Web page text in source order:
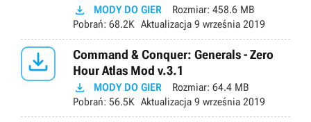
 MODY DO GIER Rozmiar: 458.6 MB
Pobrań: 68.2K Aktualizacja 9 września 2019

Command & Conquer: Generals - Zero
Hour Atlas Mod v.3.1
 MODY DO GIER Rozmiar: 64.4 MB
Pobrań: 56.5K Aktualizacja 9 września 2019